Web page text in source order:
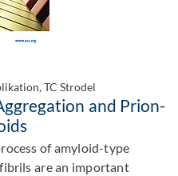
TC Strodel
and Prion-
of amyloid-type
are an important